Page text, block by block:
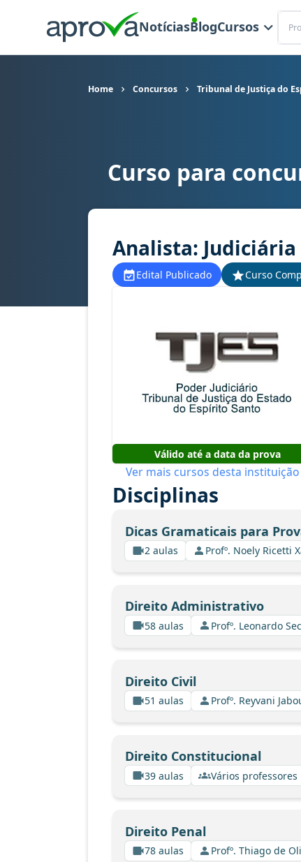
NotíciasBlogCursos
Home Concursos Tribunal de Justiça do
Curso para concurso TJ ES - Tribunal de
Curso para
Analista:
Edital Publicado Curso
Válido até a data da prova
Ver mais cursos desta instituição
Disciplinas
Dicas Gramaticais para
2 aulas Profº. Noely Ricetti
Direito Administrativo
58 aulas Profº. Leonardo
Direito Civil
51 aulas Profº. Reyvani
Direito Constitucional
39 aulas Vários professores
Direito Penal
78 aulas Profº. Thiago de